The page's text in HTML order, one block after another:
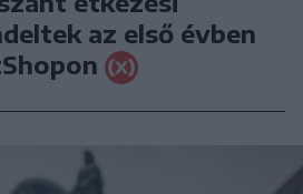
az első évben